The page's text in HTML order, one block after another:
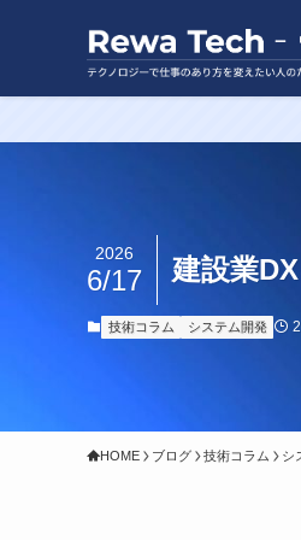
建設業
2026
6/17
技術コラム システム開発
HOME ブログ 技術コラム シ